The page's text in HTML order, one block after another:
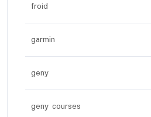
froid
garmin
geny
geny courses